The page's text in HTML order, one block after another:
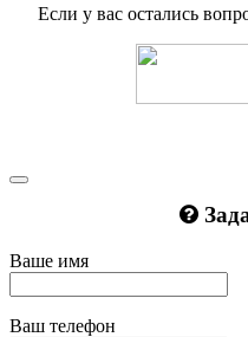
Если у вас остались
Ваше имя
Ваш телефон